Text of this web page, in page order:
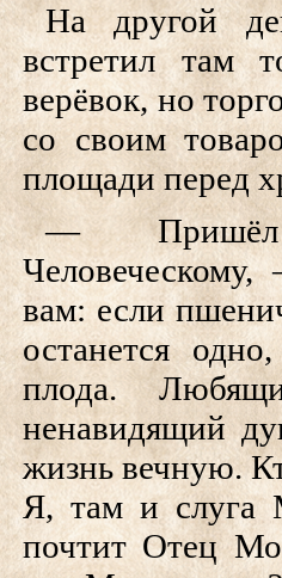
На другой
встретил там
верёвок, но
со своим
площади перед
— Пришёл
вам: если
останется
плода.
ненавидящий
жизнь вечную.
Я, там и слуга
почтит Отец